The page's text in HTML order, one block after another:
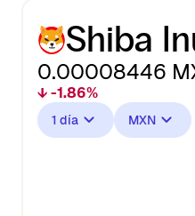
Shiba
0.00008446
↓ -1.86%
1 día MXN